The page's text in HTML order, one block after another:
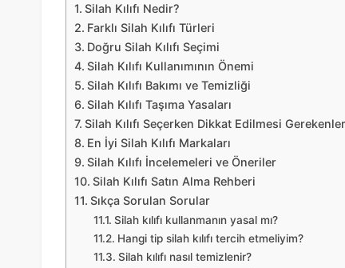
Silah Kılıfı Nedir?
Farklı Silah Kılıfı Türleri
Doğru Silah Kılıfı Seçimi
Silah Kılıfı Kullanımının Önemi
Silah Kılıfı Bakımı ve Temizliği
Silah Kılıfı Taşıma Yasaları
Silah Kılıfı Seçerken Dikkat Edilmesi Gerekenler
En İyi Silah Kılıfı Markaları
Silah Kılıfı İncelemeleri ve Öneriler
Silah Kılıfı Satın Alma Rehberi
Sıkça Sorulan Sorular
Silah kılıfı kullanmanın yasal mı?
Hangi tip silah kılıfı tercih etmeliyim?
Silah kılıfı nasıl temizlenir?